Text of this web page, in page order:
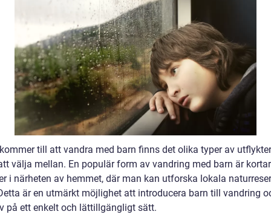
till att vandra med barn finns det olika typer av
välja mellan. En populär form av vandring med barn är
i närheten av hemmet, där man kan utforska lokala
är en utmärkt möjlighet att introducera barn till vandring
på ett enkelt och lättillgängligt sätt.